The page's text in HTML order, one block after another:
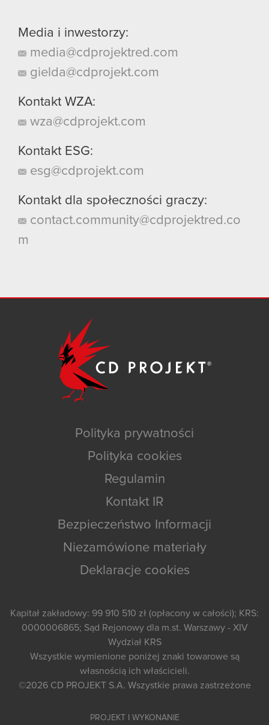
Media i inwestorzy:
media@cdprojektred.com
gielda@cdprojekt.com
Kontakt WZA:
wza@cdprojekt.com
Kontakt ESG:
esg@cdprojekt.com
Kontakt dla społeczności graczy:
contact.community@cdprojektred.co
m
Polityka prywatności
Polityka cookies
Regulamin
Kontakt IR
Bezpieczeństwo Informacji
Niezamówione materiały
Deklaracje cookies
Kapitał zakładowy: 99 910 510 zł (opłacony w całości); KRS:
0000006865; Sąd Rejonowy dla m.st. Warszawy - XIV
Wydział KRS
Wszystkie wymienione poniżej znaki towarowe są
własnością ich właścicieli.
©2026 CD PROJEKT S.A. Wszystkie prawa zastrzeżone
PROJEKT I WYKONANIE